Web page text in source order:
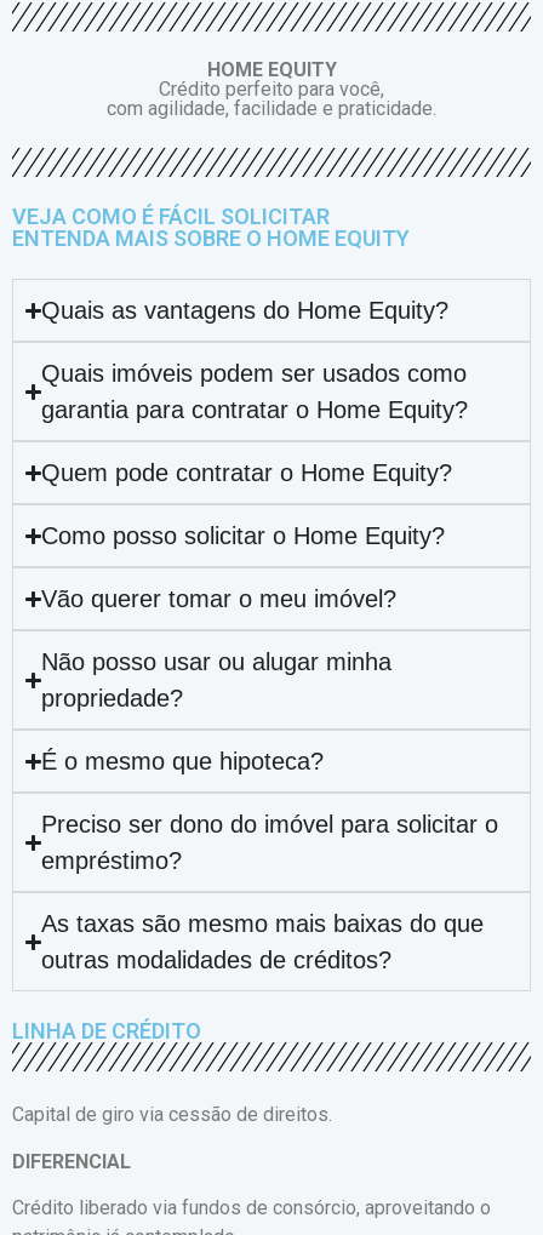
HOME EQUITY
Crédito perfeito para você,
com agilidade, facilidade e praticidade.
VEJA COMO É FÁCIL SOLICITAR
ENTENDA MAIS SOBRE O HOME EQUITY
Quais as vantagens do Home Equity?
Quais imóveis podem ser usados como
garantia para contratar o Home Equity?
Quem pode contratar o Home Equity?
Como posso solicitar o Home Equity?
Vão querer tomar o meu imóvel?
Não posso usar ou alugar minha
propriedade?
É o mesmo que hipoteca?
Preciso ser dono do imóvel para solicitar o
empréstimo?
As taxas são mesmo mais baixas do que
outras modalidades de créditos?
LINHA DE CRÉDITO
Capital de giro via cessão de direitos.
DIFERENCIAL
Crédito liberado via fundos de consórcio, aproveitando o